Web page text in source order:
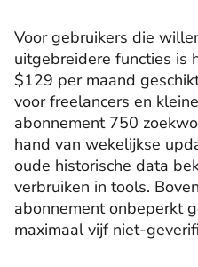
Voor gebruikers die
uitgebreidere functies is
$129 per maand
voor freelancers en
abonnement 750
hand van wekelijkse
oude historische data
verbruiken in tools.
abonnement onbeperkt
maximaal vijf niet-